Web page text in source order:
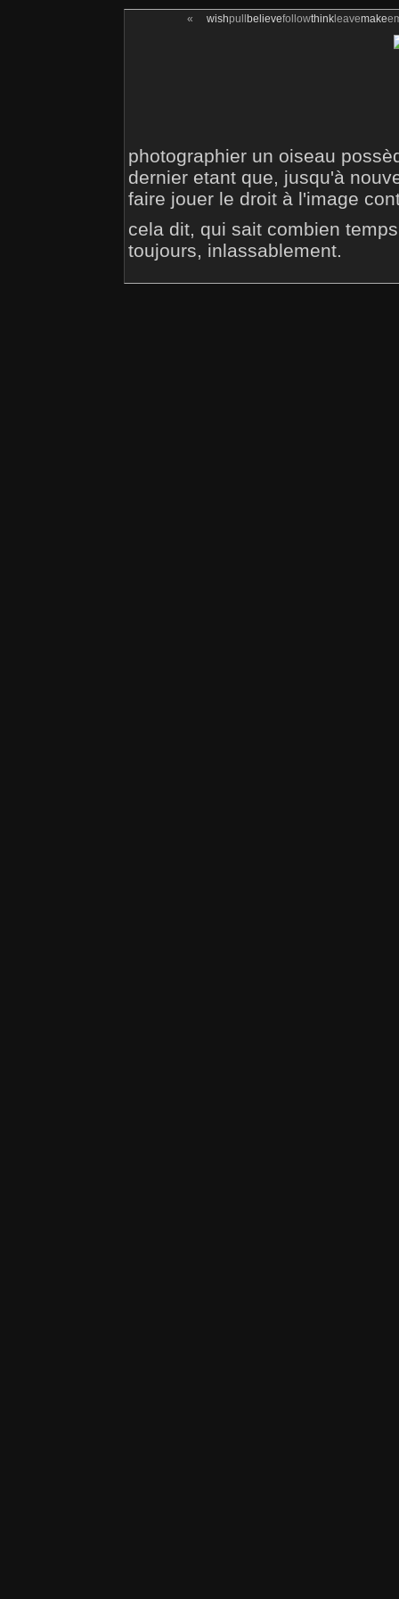
« wishpull believefollowthinkleavemake
photographier un oiseau
dernier etant que, jusqu'à
faire jouer le droit à l'image
cela dit, qui sait combien
toujours, inlassablement.